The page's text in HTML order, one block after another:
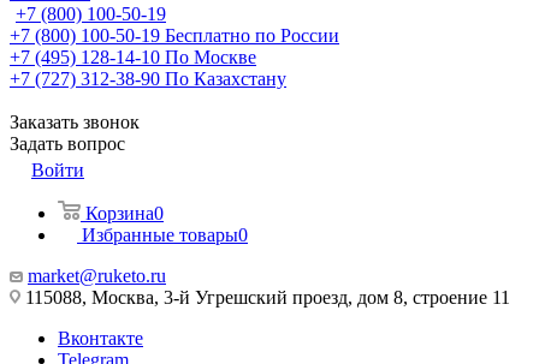
+7 (800) 100-50-19
+7 (800) 100-50-19 Бесплатно по России
+7 (495) 128-14-10 По Москве
+7 (727) 312-38-90 По Казахстану
Заказать звонок
Задать вопрос
Войти
Корзина0
Избранные товары0
market@ruketo.ru
115088, Москва, 3-й Угрешский проезд, дом 8, строение 11
Вконтакте
Telegram